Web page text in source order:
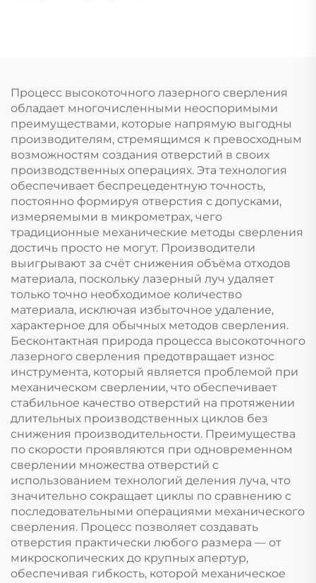
Процесс высокоточного лазерного сверления
обладает многочисленными неоспоримыми
преимуществами, которые напрямую выгодны
производителям, стремящимся к превосходным
возможностям создания отверстий в своих
производственных операциях. Эта технология
обеспечивает беспрецедентную точность,
постоянно формируя отверстия с допусками,
измеряемыми в микрометрах, чего
традиционные механические методы сверления
достичь просто не могут. Производители
выигрывают за счёт снижения объёма отходов
материала, поскольку лазерный луч удаляет
только точно необходимое количество
материала, исключая избыточное удаление,
характерное для обычных методов сверления.
Бесконтактная природа процесса высокоточного
лазерного сверления предотвращает износ
инструмента, который является проблемой при
механическом сверлении, что обеспечивает
стабильное качество отверстий на протяжении
длительных производственных циклов без
снижения производительности. Преимущества
по скорости проявляются при одновременном
сверлении множества отверстий с
использованием технологий деления луча, что
значительно сокращает циклы по сравнению с
последовательными операциями механического
сверления. Процесс позволяет создавать
отверстия практически любого размера — от
микроскопических до крупных апертур,
обеспечивая гибкость, которой механическое